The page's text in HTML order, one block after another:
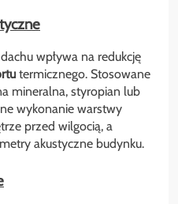
wpływa na redukcję
termicznego. Stosowane
mineralna, styropian lub
wykonanie warstwy
przed wilgocią, a
akustyczne budynku.